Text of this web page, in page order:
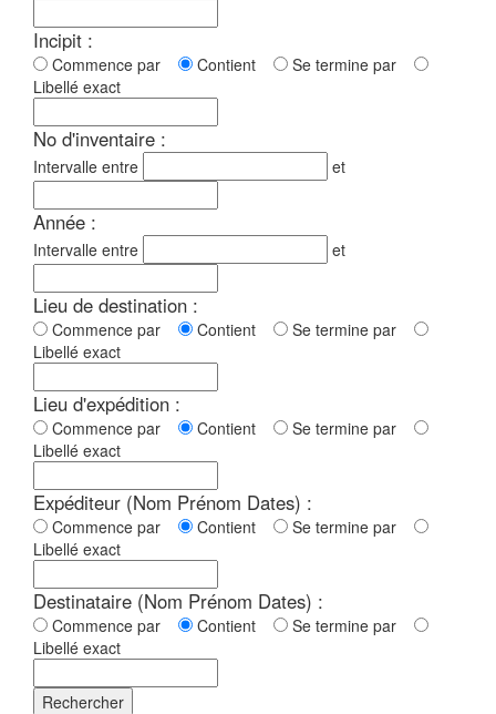
Incipit :
Commence par Contient
Se termine par
Libellé exact
No d'inventaire :
Intervalle entre et
Année :
Intervalle entre et
Lieu de destination :
Commence par Contient
Se termine par
Libellé exact
Lieu d'expédition :
Commence par Contient
Se termine par
Libellé exact
Expéditeur (Nom Prénom Dates) :
Commence par Contient
Se termine par
Libellé exact
Destinataire (Nom Prénom Dates) :
Commence par Contient
Se termine par
Libellé exact
Rechercher